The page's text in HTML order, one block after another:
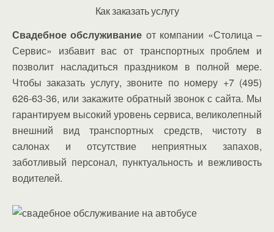
Как заказать услугу
Свадебное обслуживание от компании «Столица –
Сервис» избавит вас от транспортных проблем и
позволит насладиться праздником в полной мере.
Чтобы заказать услугу, звоните по номеру +7 (495)
626-63-36, или закажите обратный звонок с сайта. Мы
гарантируем высокий уровень сервиса, великолепный
внешний вид транспортных средств, чистоту в
салонах и отсутствие неприятных запахов,
заботливый персонал, пунктуальность и вежливость
водителей.